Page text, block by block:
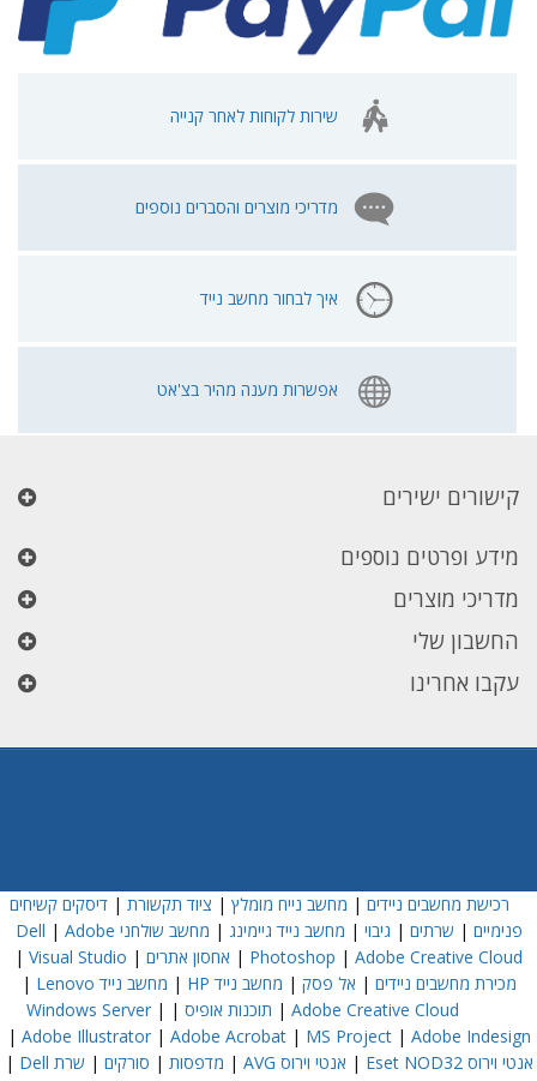
שירות לקוחות לאחר קנייה
מדריכי מוצרים והסברים נוספים
איך לבחור מחשב נייד
אפשרות מענה מהיר בצ'אט
קישורים ישירים
מידע ופרטים נוספים
מדריכי מוצרים
החשבון שלי
עקבו אחרינו
רכישת מחשבים ניידים | מחשב נייח מומלץ | ציוד תקשורת |דיסקים קשיחים
פנימיים | שרתים | גיבוי | מחשב נייד גיימינג | מחשב שולחני Dell | Adobe
Photoshop | Adobe Creative Cloud
| אחסון אתרים |
Visual Studio
|
מכירת מחשבים ניידים | אל פסק | מחשב נייד HP | מחשב נייד Lenovo
|
Adobe Creative Cloud
| תוכנות אופיס |
Windows Server|
Adobe Illustrator| Adobe Acrobat| MS Project| Adobe Indesign
|
אנטי וירוס Eset NOD32
| אנטי וירוס AVG | מדפסות | סורקים | שרת Dell
|